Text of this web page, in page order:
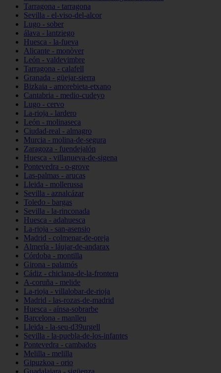
Tarragona - tarragona
Sevilla - el-viso-del-alcor
Lugo - sober
álava - lantziego
Huesca - la-fueva
Alicante - monòver
León - valdevimbre
Tarragona - calafell
Granada - güejar-sierra
Bizkaia - amorebieta-etxano
Cantabria - medio-cudeyo
Lugo - cervo
La-rioja - lardero
León - molinaseca
Ciudad-real - almagro
Murcia - molina-de-segura
Zaragoza - fuendejalón
Huesca - villanueva-de-sigena
Pontevedra - o-grove
Las-palmas - arucas
Lleida - mollerussa
Sevilla - aznalcázar
Toledo - bargas
Sevilla - la-rinconada
Huesca - adahuesca
La-rioja - san-asensio
Madrid - colmenar-de-oreja
Almería - láujar-de-andarax
Córdoba - montilla
Girona - palamós
Cádiz - chiclana-de-la-frontera
A-coruña - melide
La-rioja - villalobar-de-rioja
Madrid - las-rozas-de-madrid
Huesca - aínsa-sobrarbe
Barcelona - manlleu
Lleida - la-seu-d39urgell
Sevilla - la-puebla-de-los-infantes
Pontevedra - cambados
Melilla - melilla
Gipuzkoa - orio
Guadalajara - sigüenza